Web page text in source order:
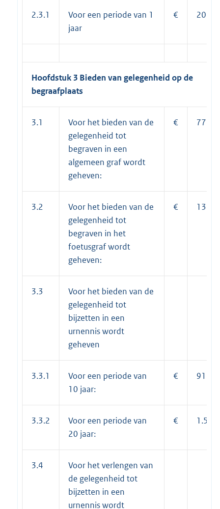
2.3.1
Voor een periode van 1
jaar
€
Hoofdstuk 3 Bieden van gelegenheid op de
begraafplaats
3.1
Voor het bieden van de
gelegenheid tot
begraven in een
algemeen graf wordt
geheven:
€
3.2
Voor het bieden van de
gelegenheid tot
begraven in het
foetusgraf wordt
geheven:
€
3.3
Voor het bieden van de
gelegenheid tot
bijzetten in een
urnennis wordt
geheven
3.3.1
Voor een periode van
10 jaar:
€
3.3.2
Voor een periode van
20 jaar:
€
3.4
Voor het verlengen van
de gelegenheid tot
bijzetten in een
urnennis wordt